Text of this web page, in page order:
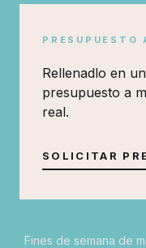
PRESUPUESTO
Rellenadlo en
presupuesto a
real.
SOLICITAR
Fines de semana de